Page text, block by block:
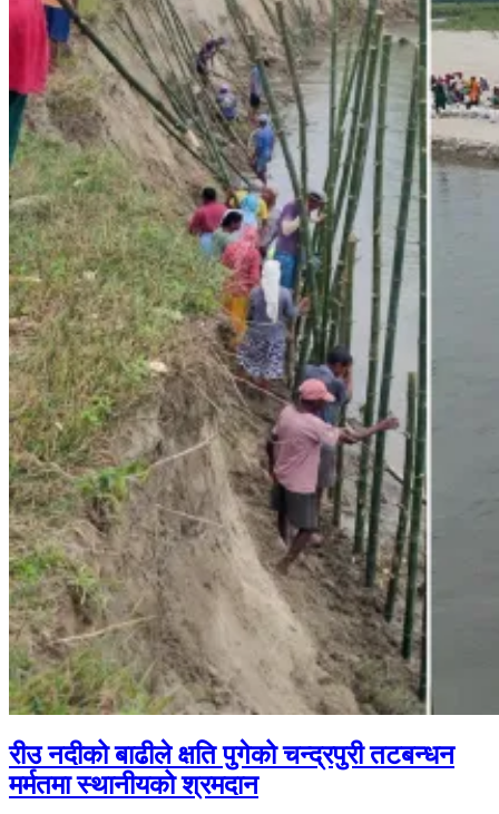
रीउ नदीको बाढीले क्षति पुगेको चन्द्रपुरी तटबन्धन
मर्मतमा स्थानीयको श्रमदान